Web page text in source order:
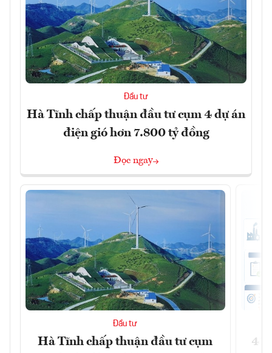
Đầu tư
Hà Tĩnh chấp thuận đầu tư cụm 4 dự án
điện gió hơn 7.800 tỷ đồng
Đọc ngay
Đầu tư
Hà Tĩnh chấp thuận đầu tư cụm
41